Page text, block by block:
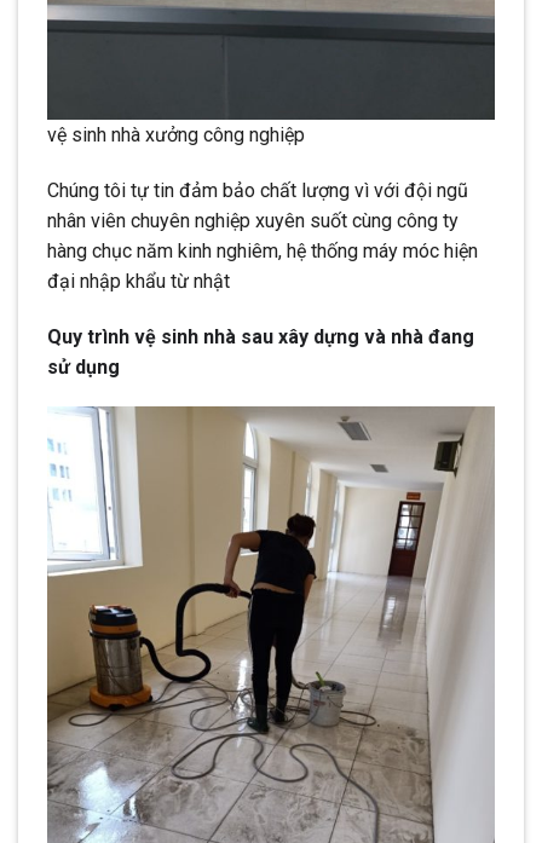
vệ sinh nhà xưởng công nghiệp
Chúng tôi tự tin đảm bảo chất lượng vì với đội ngũ
nhân viên chuyên nghiệp xuyên suốt cùng công ty
hàng chục năm kinh nghiêm, hệ thống máy móc hiện
đại nhập khẩu từ nhật
Quy trình vệ sinh nhà sau xây dựng và nhà đang
sử dụng